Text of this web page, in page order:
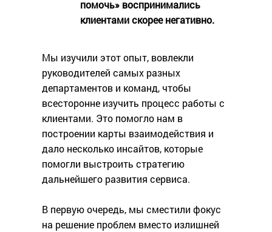
помочь»‎ воспринимались
клиентами скорее негативно.
Мы изучили этот опыт, вовлекли
руководителей самых разных
департаментов и команд, чтобы
всесторонне изучить процесс работы с
клиентами. Это помогло нам в
построении карты взаимодействия и
дало несколько инсайтов, которые
помогли выстроить стратегию
дальнейшего развития сервиса.
В первую очередь, мы сместили фокус
на решение проблем вместо излишней